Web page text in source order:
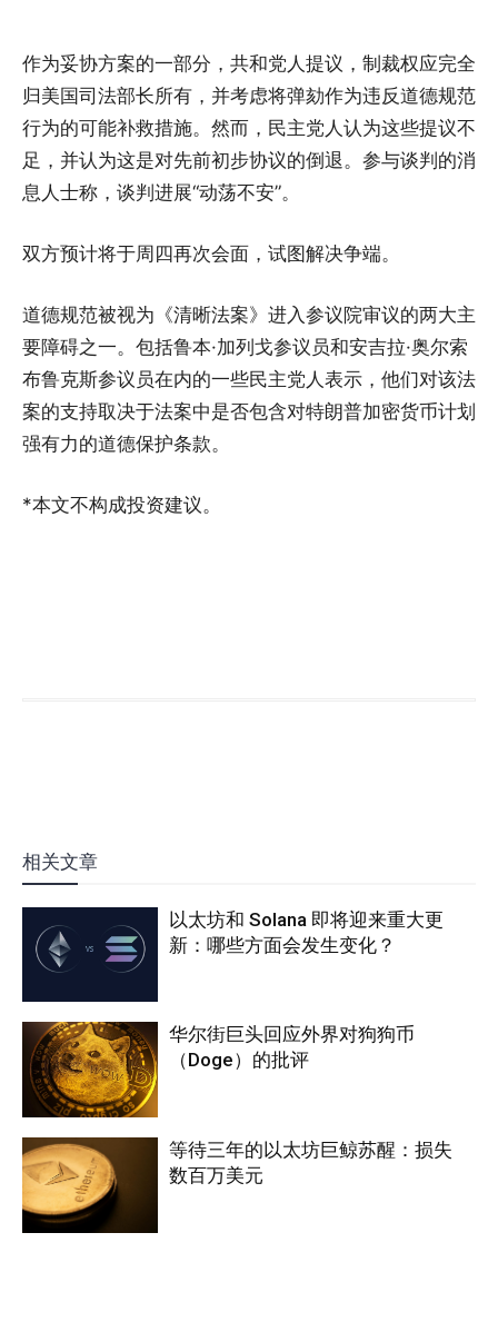
作为妥协方案的一部分，共和党人提议，制裁权应完全
归美国司法部长所有，并考虑将弹劾作为违反道德规范
行为的可能补救措施。然而，民主党人认为这些提议不
足，并认为这是对先前初步协议的倒退。参与谈判的消
息人士称，谈判进展“动荡不安”。
双方预计将于周四再次会面，试图解决争端。
道德规范被视为《清晰法案》进入参议院审议的两大主
要障碍之一。包括鲁本·加列戈参议员和安吉拉·奥尔索
布鲁克斯参议员在内的一些民主党人表示，他们对该法
案的支持取决于法案中是否包含对特朗普加密货币计划
强有力的道德保护条款。
*本文不构成投资建议。
相关文章
以太坊和 Solana 即将迎来重大更
新：哪些方面会发生变化？
华尔街巨头回应外界对狗狗币
（Doge）的批评
等待三年的以太坊巨鲸苏醒：损失
数百万美元